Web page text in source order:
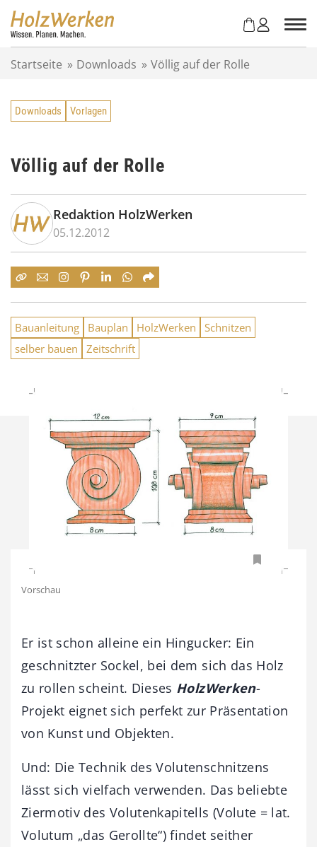
Startseite » Downloads » Völlig auf der Rolle
Downloads Vorlagen
Völlig auf der Rolle
Redaktion HolzWerken
05.12.2012
Bauanleitung Bauplan HolzWerken
Schnitzen
selber bauen
Zeitschrift
Vorschau
Er ist schon alleine ein Hingucker: Ein
geschnitzter Sockel, bei dem sich das Holz
zu rollen scheint. Dieses HolzWerken-
Projekt eignet sich perfekt zur Präsentation
von Kunst und Objekten.
Und: Die Technik des Volutenschnitzens
lässt sich vielfach verwenden. Das beliebte
Ziermotiv des Volutenkapitells (Volute = lat.
Volutum „das Gerollte“) findet seither